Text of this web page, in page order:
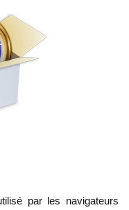
par les navigateurs